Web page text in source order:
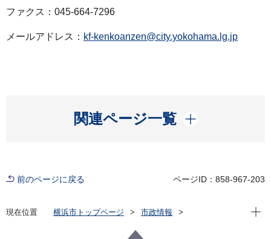
ファクス：045-664-7296
メールアドレス： kf-kenkoanzen@city.yokohama.lg.jp
関連ページ一覧
開く
前のページに戻る ページID：858-967-203
現在位置 横浜市トップページ
市政情報
現在